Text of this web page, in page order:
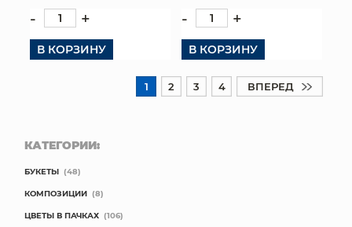
- +
В КОРЗИНУ
- +
В КОРЗИНУ
1 2 3 4 ВПЕРЕД
КАТЕГОРИИ:
БУКЕТЫ (48)
КОМПОЗИЦИИ (8)
ЦВЕТЫ В ПАЧКАХ (106)